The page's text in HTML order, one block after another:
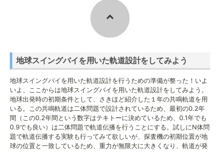
地球スイングバイを用いた軌道設計をしてみよう
地球スイングバイを用いた軌道設計を行うための準備が整った！いよ
いよ、ここからは地球スイングバイを用いた軌道設計をしてみよう。
地球出発時の初期条件として、さきほど紹介した１年の共鳴軌道を用
いる。この共鳴軌道は二体問題で設計されているため、最初の0.2年
間（この0.2年間という数字はテキトーに決めているため、0.1年でも
0.9でも良い）は二体問題で軌道伝播を行うことにする。試しにN体問
題で軌道伝播する実験も行ってみて欲しいが、探査機の初期位置が地
球の位置と一致しているため、重力が無限大に大きくなり、軌道が発